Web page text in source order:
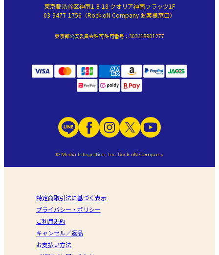
東京都渋谷区神南1-8-18 クオリア神南フラッツ1F
03-3477-1756（Rock oN Company お客様窓口）
東京都公安委員会許可 許可番号：303318901277
© Media Integration, Inc. Rock oN Company
特定商取引法に基づく表示
プライバシー・ポリシー
ご利用規約
キャンセル／返品
お支払い方法